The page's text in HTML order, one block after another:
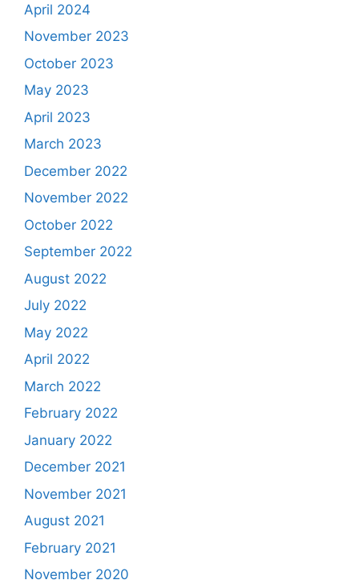
April 2024
November 2023
October 2023
May 2023
April 2023
March 2023
December 2022
November 2022
October 2022
September 2022
August 2022
July 2022
May 2022
April 2022
March 2022
February 2022
January 2022
December 2021
November 2021
August 2021
February 2021
November 2020